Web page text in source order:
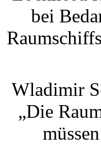
bei
Wladimir
„Die